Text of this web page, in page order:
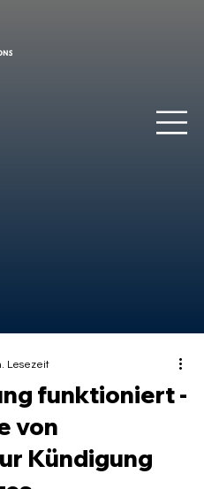
funktioniert -
von
Kündigung
Lesezeit